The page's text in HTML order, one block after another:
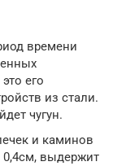
времени
его
из стали.
чугун.
и каминов
выдержит